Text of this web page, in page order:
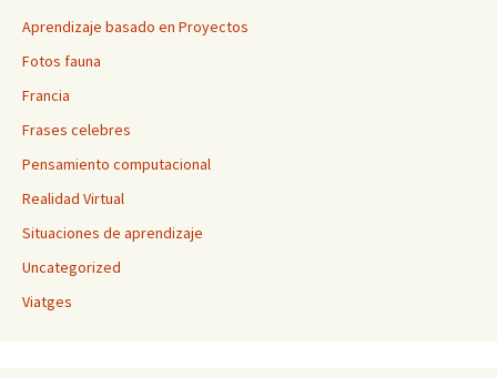
Aprendizaje basado en Proyectos
Fotos fauna
Francia
Frases celebres
Pensamiento computacional
Realidad Virtual
Situaciones de aprendizaje
Uncategorized
Viatges